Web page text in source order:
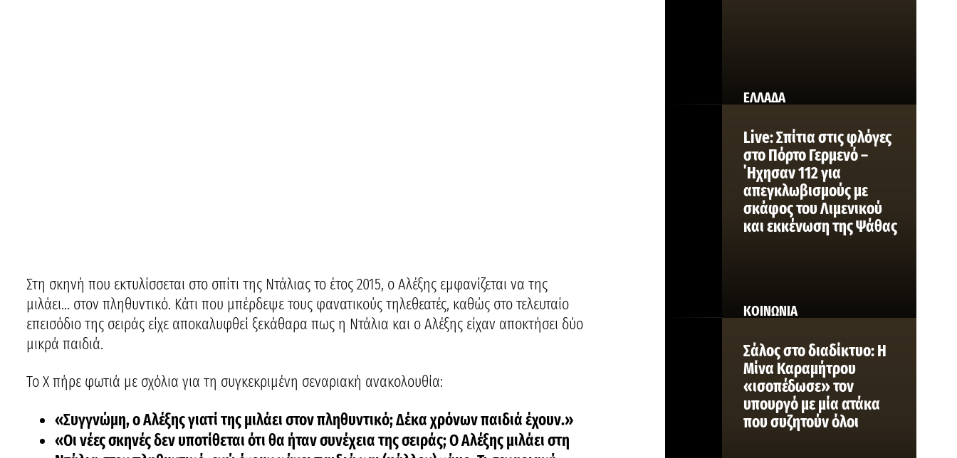
Στη σκηνή που εκτυλίσσεται στο σπίτι της Ντάλιας το έτος 2015, ο Αλέξης εμφανίζεται να της
μιλάει… στον πληθυντικό. Κάτι που μπέρδεψε τους φανατικούς τηλεθεατές, καθώς στο τελευταίο
επεισόδιο της σειράς είχε αποκαλυφθεί ξεκάθαρα πως η Ντάλια και ο Αλέξης είχαν αποκτήσει δύο
μικρά παιδιά.
Το X πήρε φωτιά με σχόλια για τη συγκεκριμένη σεναριακή ανακολουθία:
«Συγγνώμη, ο Αλέξης γιατί της μιλάει στον πληθυντικό; Δέκα χρόνων παιδιά έχουν.»
«Οι νέες σκηνές δεν υποτίθεται ότι θα ήταν συνέχεια της σειράς; Ο Αλέξης μιλάει στη
ΕΛΛΑΔΑ
ΚΟΙΝΩΝΙΑ
Live: Σπίτια στις φλόγες
στο Πόρτο Γερμενό –
΄Ηχησαν 112 για
απεγκλωβισμούς με
σκάφος του Λιμενικού
και εκκένωση της Ψάθας
Σάλος στο διαδίκτυο: Η
Μίνα Καραμήτρου
«ισοπέδωσε» τον
υπουργό με μία ατάκα
που συζητούν όλοι